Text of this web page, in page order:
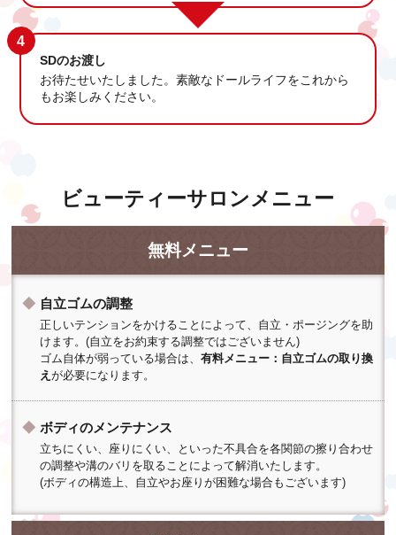
4
SDのお渡し
お待たせいたしました。素敵なドールライフをこれから
もお楽しみください。
ビューティーサロンメニュー
無料メニュー
自立ゴムの調整
正しいテンションをかけることによって、自立・ポージングを助
けます。(自立をお約束する調整ではございません)
ゴム自体が弱っている場合は、有料メニュー：自立ゴムの取り換
えが必要になります。
ボディのメンテナンス
立ちにくい、座りにくい、といった不具合を各関節の擦り合わせ
の調整や溝のバリを取ることによって解消いたします。
(ボディの構造上、自立やお座りが困難な場合もございます)